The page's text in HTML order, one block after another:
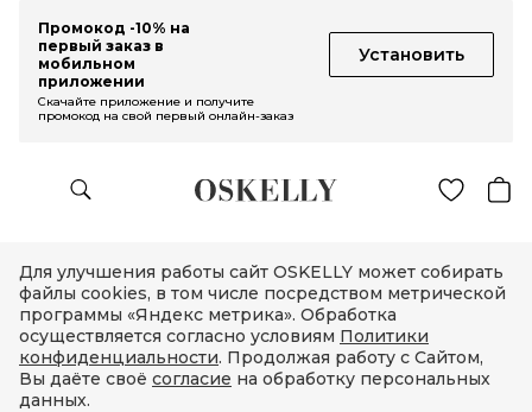
Промокод -10% на
первый заказ в
мобильном
приложении
Установить
Скачайте приложение и получите
промокод на свой первый онлайн-заказ
Для улучшения работы сайт OSKELLY может собирать
файлы cookies, в том числе посредством метрической
программы «Яндекс метрика». Обработка
осуществляется согласно условиям Политики
конфиденциальности. Продолжая работу с Сайтом,
Вы даёте своё согласие на обработку персональных
данных.